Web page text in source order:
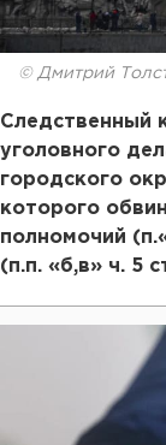
© Дмитрий
Следственный
уголовного
городского
которого
полномочий
(п.п. «б,в» ч. 5